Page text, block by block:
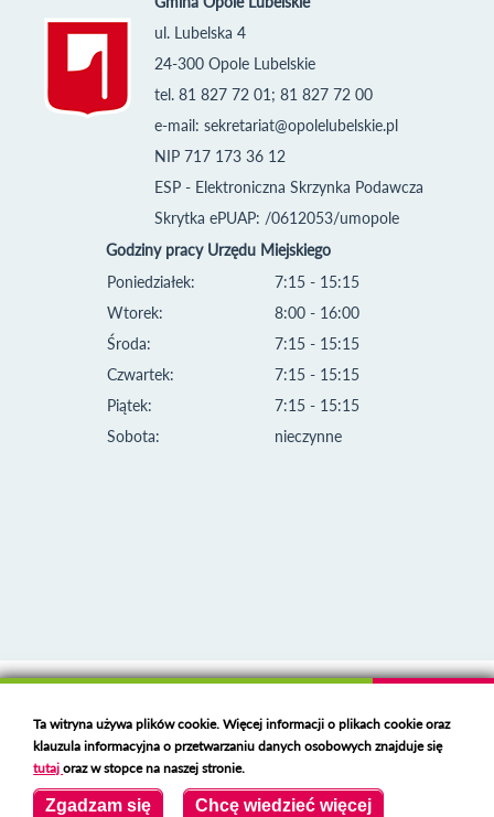
ul. Lubelska 4
24-300 Opole Lubelskie
tel. 81 827 72 01; 81 827 72 00
e-mail: sekretariat@opolelubelskie.pl
NIP 717 173 36 12
ESP - Elektroniczna Skrzynka Podawcza
Skrytka ePUAP: /0612053/umopole
Godziny pracy Urzędu Miejskiego
Poniedziałek:
Wtorek:
Środa:
Czwartek:
Piątek:
Sobota:
7:15 - 15:15
8:00 - 16:00
7:15 - 15:15
7:15 - 15:15
7:15 - 15:15
nieczynne
Deklaracja dostępności
Polski serwer RBLhttps://polspam.pl/
Copyright 2023 Urząd Miejski w Opolu Lubelskim
Created byVOBACOM Odnośnik otworzy się w nowym oknie
Ta witryna używa plików cookie. Więcej informacji o plikach cookie oraz
klauzula informacyjna o przetwarzaniu danych osobowych znajduje się
tutajoraz w stopce na naszej stronie.
Zgadzam się Chcę wiedzieć więcej